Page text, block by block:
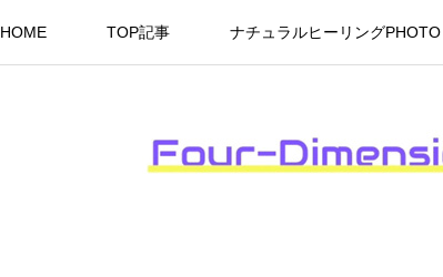
HOME TOP記事 ナチュラルヒーリングPHOTO